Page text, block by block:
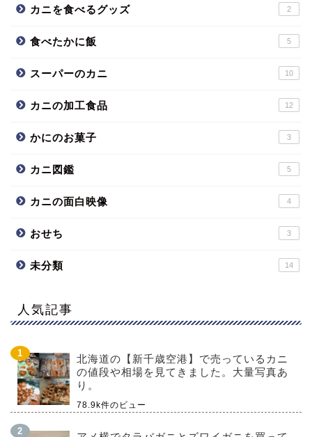
カニを食べるグッズ 2
食べたかに飯 5
スーパーのカニ 10
カニの加工食品 12
かにのお菓子 3
カニ図鑑 5
カニの面白映像 4
おせち 3
未分類 14
人気記事
北海道の【新千歳空港】で売っているカニ
の値段や相場を見てきました。大量写真あ
り。
78.9k件のビュー